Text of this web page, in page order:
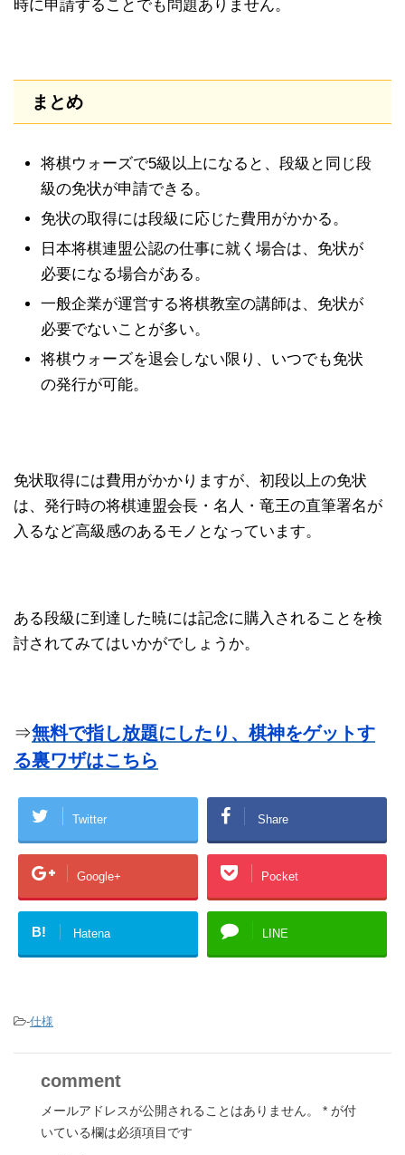
時に申請することでも問題ありません。
まとめ
将棋ウォーズで5級以上になると、段級と同じ段
級の免状が申請できる。
免状の取得には段級に応じた費用がかかる。
日本将棋連盟公認の仕事に就く場合は、免状が
必要になる場合がある。
一般企業が運営する将棋教室の講師は、免状が
必要でないことが多い。
将棋ウォーズを退会しない限り、いつでも免状
の発行が可能。
免状取得には費用がかかりますが、初段以上の免状
は、発行時の将棋連盟会長・名人・竜王の直筆署名が
入るなど高級感のあるモノとなっています。
ある段級に到達した暁には記念に購入されることを検
討されてみてはいかがでしょうか。
⇒無料で指し放題にしたり、棋神をゲットす
る裏ワザはこちら
Twitter Share
Google+ Pocket
B! Hatena LINE
-仕様
comment
メールアドレスが公開されることはありません。 * が付
いている欄は必須項目です